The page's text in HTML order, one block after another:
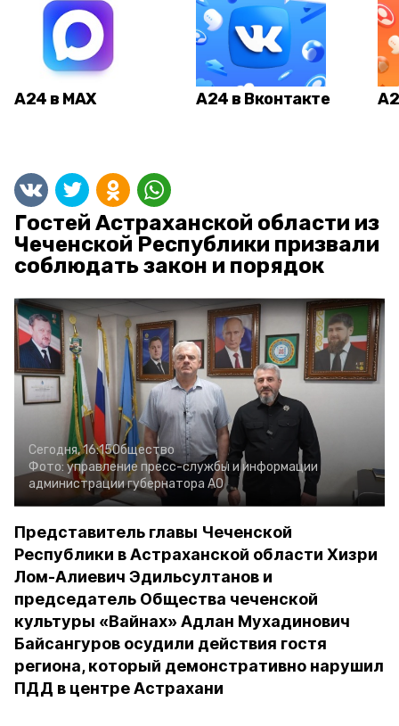
А24 в MAX А24 в Вконтакте
Гостей Астраханской области из
Чеченской Республики призвали
соблюдать закон и порядок
Сегодня, 16:15Общество
Фото: управление пресс-службы и информации
администрации губернатора АО
Представитель главы Чеченской
Республики в Астраханской области Хизри
Лом-Алиевич Эдильсултанов и
председатель Общества чеченской
культуры «Вайнах» Адлан Мухадинович
Байсангуров осудили действия гостя
региона, который демонстративно нарушил
ПДД в центре Астрахани